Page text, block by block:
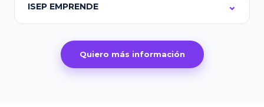
ISEP EMPRENDE
Quiero más información